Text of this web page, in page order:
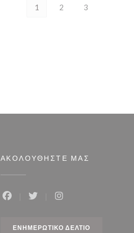
1 2 3
ΑΚΟΛΟΥΘΉΣΤΕ ΜΑΣ
Instagram
ΕΝΗΜΕΡΩΤΙΚΌ ΔΕΛΤΊΟ